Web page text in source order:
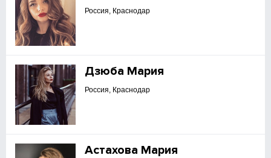
Россия, Краснодар
Дзюба Мария
Россия, Краснодар
Астахова Мария